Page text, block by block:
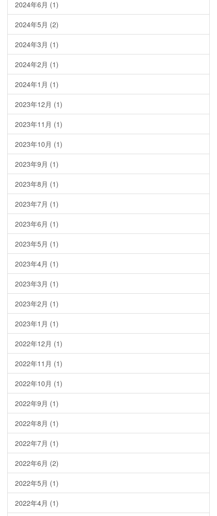
2024年6月 (1)
2024年5月 (2)
2024年3月 (1)
2024年2月 (1)
2024年1月 (1)
2023年12月 (1)
2023年11月 (1)
2023年10月 (1)
2023年9月 (1)
2023年8月 (1)
2023年7月 (1)
2023年6月 (1)
2023年5月 (1)
2023年4月 (1)
2023年3月 (1)
2023年2月 (1)
2023年1月 (1)
2022年12月 (1)
2022年11月 (1)
2022年10月 (1)
2022年9月 (1)
2022年8月 (1)
2022年7月 (1)
2022年6月 (2)
2022年5月 (1)
2022年4月 (1)